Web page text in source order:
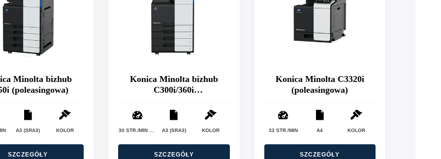
A3 (SRA3) KOLOR
Minolta bizhub
(poleasingowa)
SZCZEGÓŁY
30 STR./MIN (C300I) / 36 STR./MIN (C360I) A3 (SRA3) KOLOR
Konica Minolta bizhub
C300i/360i
SZCZEGÓŁY
33 STR./MIN A4 KOLOR
Konica Minolta C3320i
(poleasingowa)
SZCZEGÓŁY